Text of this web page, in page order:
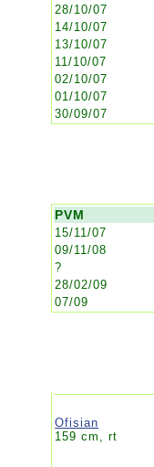
28/10/07
14/10/07
13/10/07
11/10/07
02/10/07
01/10/07
30/09/07
PVM
15/11/07
09/11/08
?
28/02/09
07/09
Ofisian
159 cm, rt